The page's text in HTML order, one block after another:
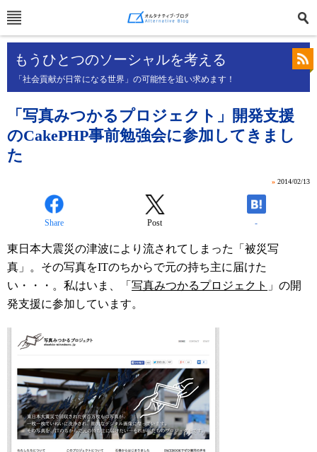
もうひとつのソーシャルを考える
「社会貢献が日常になる世界」の可能性を追い求めます！
「写真みつかるプロジェクト」開発支援
のCakePHP事前勉強会に参加してきまし
た
» 2014/02/13
Share Post -
東日本大震災の津波により流されてしまった「被災写
真」。その写真をITのちからで元の持ち主に届けた
い・・・。私はいま、「 写真みつかるプロジェクト 」の開
発支援に参加しています。